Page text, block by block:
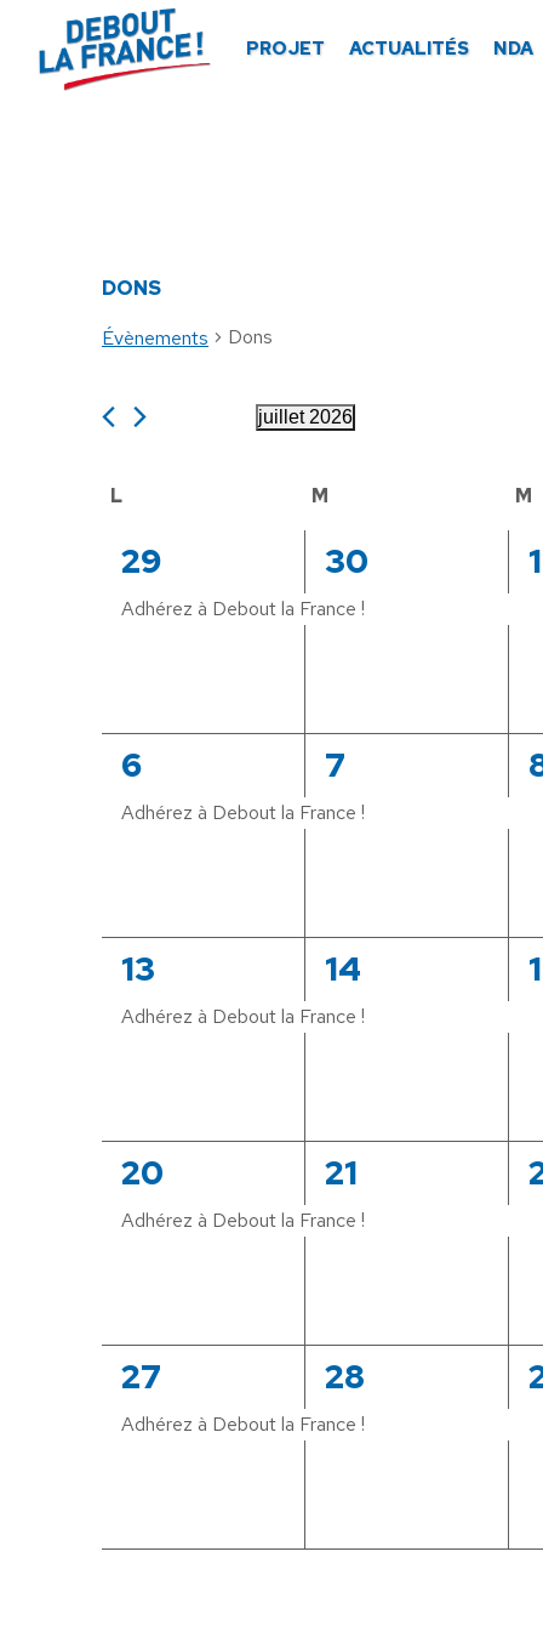
PROJET ACTUALITÉS NDA
DONS
Évènements
Dons
ÉVÈNEMENTS
juillet 2026
CALENDRIER
DE
ÉVÈNEMENTS
Llundi M M
1
évènement,
29
Adhérez à Debout la France !
1
évènement,
30
1
1
1
évènement,
6
Adhérez à Debout la France !
1
évènement,
7
1
1
évènement,
13
Adhérez à Debout la France !
1
évènement,
14
1
1
évènement,
20
Adhérez à Debout la France !
1
évènement,
21
1
1
évènement,
27
Adhérez à Debout la France !
1
évènement,
28
1
Panneau de gestion des cookies